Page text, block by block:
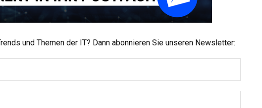
und Themen der IT? Dann abonnieren Sie unseren Newsletter: